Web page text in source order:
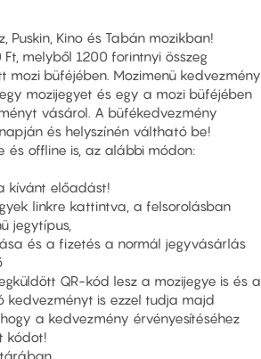
Puskin, Kino és Tabán mozikban!
melyből 1200 forintnyi összeg
mozi büféjében. Mozimenü kedvezmény
mozijegyet és egy a mozi büféjében
vásárol. A büfékedvezmény
és helyszínén váltható be!
és offline is, az alábbi módon:
kívánt előadást!
linkre kattintva, a felsorolásban
jegytípus,
és a fizetés a normál jegyvásárlás
QR-kód lesz a mozijegye is és a
kedvezményt is ezzel tudja majd
a kedvezmény érvényesítéséhez
kódot!